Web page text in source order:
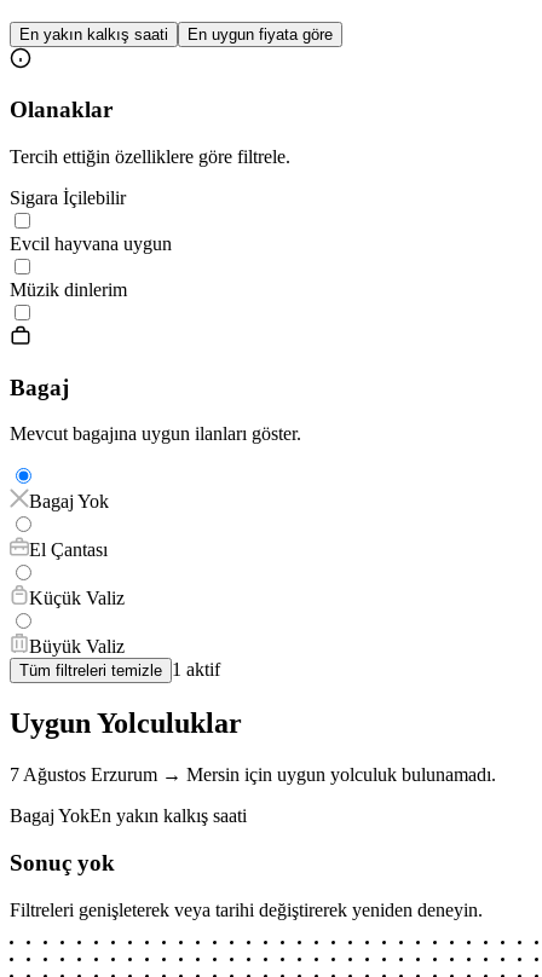
En yakın kalkış saati En uygun fiyata göre
Olanaklar
Tercih ettiğin özelliklere göre filtrele.
Sigara İçilebilir
Evcil hayvana uygun
Müzik dinlerim
Bagaj
Mevcut bagajına uygun ilanları göster.
Bagaj Yok
El Çantası
Küçük Valiz
Büyük Valiz
Tüm filtreleri temizle 1 aktif
Uygun Yolculuklar
7 Ağustos Erzurum → Mersin için uygun yolculuk bulunamadı.
Bagaj YokEn yakın kalkış saati
Sonuç yok
Filtreleri genişleterek veya tarihi değiştirerek yeniden deneyin.